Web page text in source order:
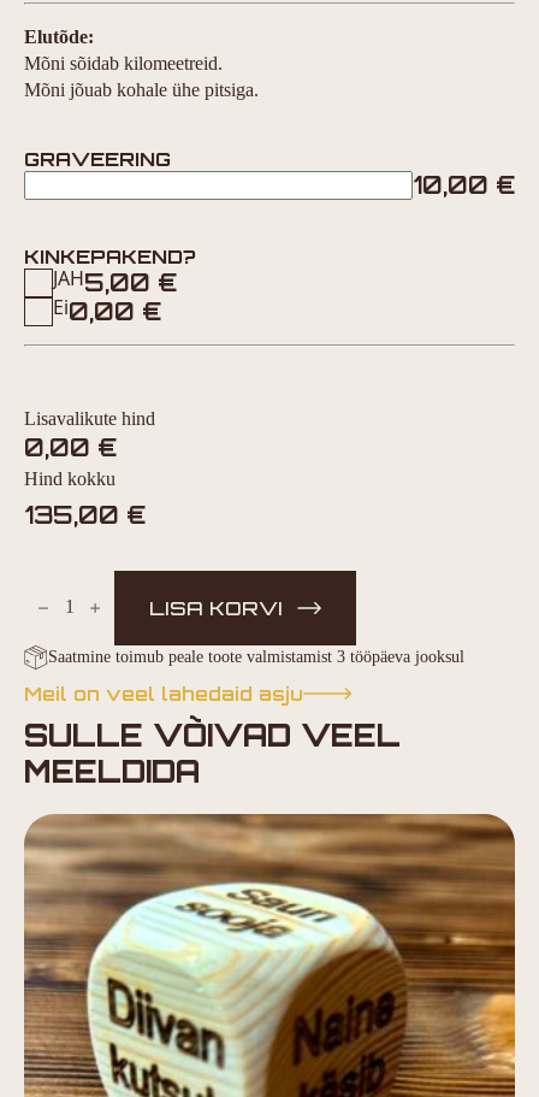
Elutõde:
Mõni sõidab kilomeetreid.
Mõni jõuab kohale ühe pitsiga.
GRAVEERING
10,00 €
KINKEPAKEND?
JAH5,00 €
Ei0,00 €
Lisavalikute hind
0,00 €
Hind kokku
135,00 €
Promilliratas
kogus LISA KORVI
Saatmine toimub peale toote valmistamist 3 tööpäeva jooksul
Meil on veel lahedaid asju
SULLE VÕIVAD VEEL
MEELDIDA